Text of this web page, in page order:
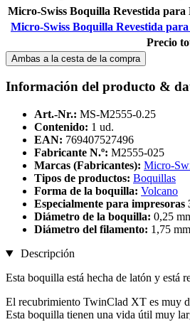
Micro-Swiss Boquilla Revestida para
Micro-Swiss Boquilla Revestida
Precio
Ambas a la cesta de la compra
Información del producto &
Art.-Nr.: MS-M2555-0.25
Contenido: 1 ud.
EAN: 769407527496
Fabricante N.º: M2555-025
Marcas (Fabricantes): Micro-
Tipos de productos: Boquillas
Forma de la boquilla: Volcano
Especialmente para impresoras
Diámetro de la boquilla: 0,25
Diámetro del filamento: 1,75 mm
Descripción
Esta boquilla está hecha de latón y
El recubrimiento TwinClad XT es muy
Esta boquilla tienen una vida útil muy